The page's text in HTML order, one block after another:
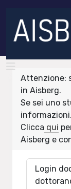
Attenzione:
in Aisberg.
Se sei uno
informazioni.
Clicca qui
Aisberg e
Login